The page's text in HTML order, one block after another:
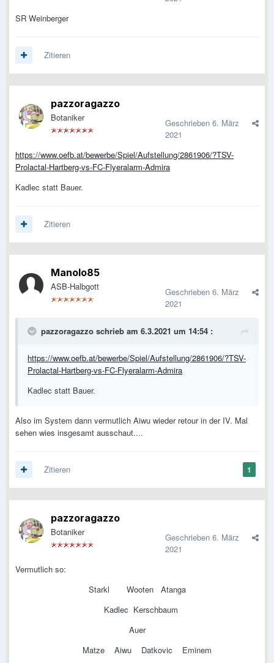
SR Weinberger
Zitieren
pazzoragazzo
Botaniker Geschrieben 6. März
2021
https://www.oefb.at/bewerbe/Spiel/Aufstellung/2861906/?TSV-
Prolactal-Hartberg-vs-FC-Flyeralarm-Admira
Kadlec statt Bauer.
Zitieren
Manolo85
ASB-Halbgott Geschrieben 6. März
2021
pazzoragazzo schrieb am 6.3.2021 um 14:54 :
https://www.oefb.at/bewerbe/Spiel/Aufstellung/2861906/?TSV-
Prolactal-Hartberg-vs-FC-Flyeralarm-Admira
Kadlec statt Bauer.
Also im System dann vermutlich Aiwu wieder retour in der IV. Mal
sehen wies insgesamt ausschaut....
1
Zitieren
pazzoragazzo
Botaniker Geschrieben 6. März
2021
Vermutlich so:
Starkl Wooten Atanga
Kadlec Kerschbaum
Auer
Matze Aiwu Datkovic Eminem